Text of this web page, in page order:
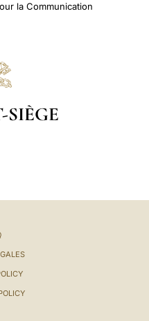
la Communication
SIÈGE